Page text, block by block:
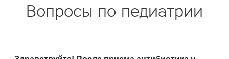
класс!
Вопросы по педиатрии